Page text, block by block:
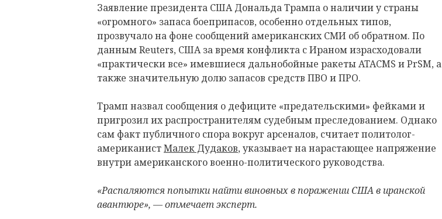
Заявление президента США Дональда Трампа о наличии у страны
«огромного» запаса боеприпасов, особенно отдельных типов,
прозвучало на фоне сообщений американских СМИ об обратном. По
данным Reuters, США за время конфликта с Ираном израсходовали
«практически все» имевшиеся дальнобойные ракеты ATACMS и PrSM, а
также значительную долю запасов средств ПВО и ПРО.
Трамп назвал сообщения о дефиците «предательскими» фейками и
пригрозил их распространителям судебным преследованием. Однако
сам факт публичного спора вокруг арсеналов, считает политолог-
американистМалек Дудаков, указывает на нарастающее напряжение
внутри американского военно-политического руководства.
«Распаляются попытки найти виновных в поражении США в иранской
авантюре», — отмечает эксперт.